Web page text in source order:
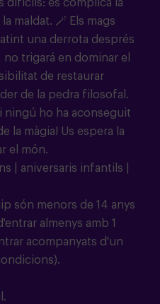
difícils: es complica la
maldat. 🪄 Els mags
una derrota després
no trigará en dominar el
de restaurar
de la pedra filosofal.
ningú ho ha aconseguit
la màgia! Us espera la
el món.
| aniversaris infantils |
són menors de 14 anys
almenys amb 1
acompanyats d'un